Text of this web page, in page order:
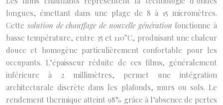
longues, émettant dans une plage de 8 à 15 micromètres.
Cette solution de chauffage de nouvelle génération fonctionne à
basse température, entre 35 et 110°C, produisant une chaleur
douce et homogène particulièrement confortable pour les
occupants. L’épaisseur réduite de ces films, généralement
inférieure à 2 millimètres, permet une intégration
architecturale discrète dans les plafonds, murs ou sols. Le
rendement thermique atteint 98% grâce à l’absence de pertes